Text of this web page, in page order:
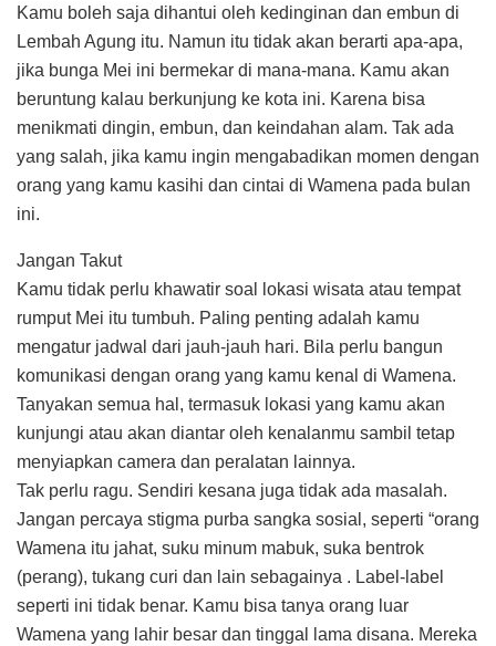
Kamu boleh saja dihantui oleh kedinginan dan embun di
Lembah Agung itu. Namun itu tidak akan berarti apa-apa,
jika bunga Mei ini bermekar di mana-mana. Kamu akan
beruntung kalau berkunjung ke kota ini. Karena bisa
menikmati dingin, embun, dan keindahan alam. Tak ada
yang salah, jika kamu ingin mengabadikan momen dengan
orang yang kamu kasihi dan cintai di Wamena pada bulan
ini.
Jangan Takut
Kamu tidak perlu khawatir soal lokasi wisata atau tempat
rumput Mei itu tumbuh. Paling penting adalah kamu
mengatur jadwal dari jauh-jauh hari. Bila perlu bangun
komunikasi dengan orang yang kamu kenal di Wamena.
Tanyakan semua hal, termasuk lokasi yang kamu akan
kunjungi atau akan diantar oleh kenalanmu sambil tetap
menyiapkan camera dan peralatan lainnya.
Tak perlu ragu. Sendiri kesana juga tidak ada masalah.
Jangan percaya stigma purba sangka sosial, seperti “orang
Wamena itu jahat, suku minum mabuk, suka bentrok
(perang), tukang curi dan lain sebagainya . Label-label
seperti ini tidak benar. Kamu bisa tanya orang luar
Wamena yang lahir besar dan tinggal lama disana. Mereka